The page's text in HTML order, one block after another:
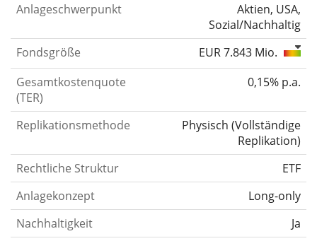
Anlageschwerpunkt
Aktien, USA,
Sozial/Nachhaltig
Fondsgröße
EUR 7.843 Mio.
Gesamtkostenquote
(TER)
0,15% p.a.
Replikationsmethode Physisch (Vollständige
Replikation)
Rechtliche Struktur
ETF
Anlagekonzept
Long-only
Nachhaltigkeit
Ja